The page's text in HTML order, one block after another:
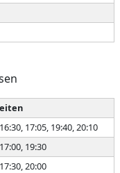
17:05, 19:40, 20:10
19:30
20:00